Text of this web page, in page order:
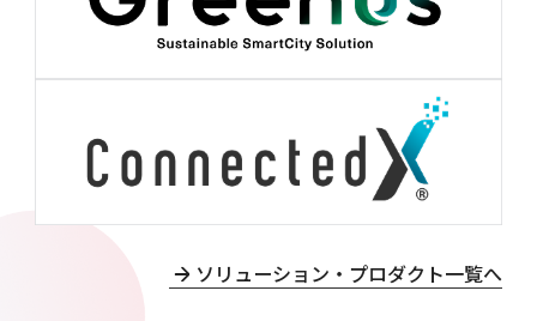
ソリューション・プロダクト一覧へ